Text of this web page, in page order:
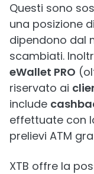
Questi sono
una posizione
dipendono dal
scambiati.
eWallet PRO
riservato ai
include
effettuate con
prelievi ATM
XTB offre la